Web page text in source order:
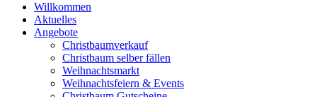
Willkommen
Aktuelles
Angebote
Christbaumverkauf
Christbaum selber fällen
Weihnachtsmarkt
Weihnachtsfeiern & Events